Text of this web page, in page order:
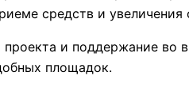
средств и
и поддержание во
площадок.